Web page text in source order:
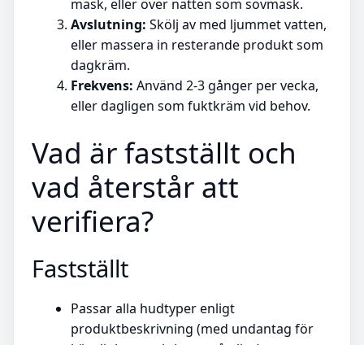
mask, eller över natten som sovmask.
Avslutning: Skölj av med ljummet vatten,
eller massera in resterande produkt som
dagkräm.
Frekvens: Använd 2-3 gånger per vecka,
eller dagligen som fuktkräm vid behov.
Vad är fastställt och
vad återstår att
verifiera?
Fastställt
Passar alla hudtyper enligt
produktbeskrivning (med undantag för